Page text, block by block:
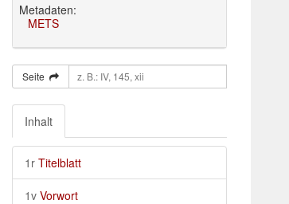
Metadaten:
METS
Seite
Inhalt
1r Titelblatt
1v Vorwort